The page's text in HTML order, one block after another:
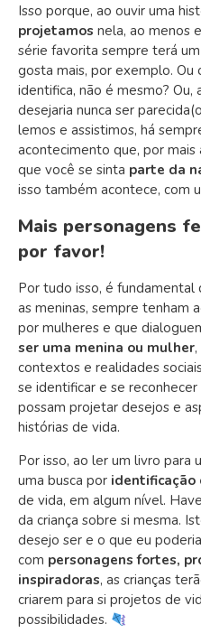
Isso porque, ao ouvir uma
projetamos nela, ao menos
série favorita sempre terá
gosta mais, por exemplo.
identifica, não é mesmo?
desejaria nunca ser
lemos e assistimos, há
acontecimento que, por mais
que você se sinta parte da
isso também acontece, com
Mais personagens
por favor!
Por tudo isso, é fundamental
as meninas, sempre tenham
por mulheres e que
ser uma menina ou mulher
contextos e realidades
se identificar e se
possam projetar desejos e
histórias de vida.
Por isso, ao ler um livro para
uma busca por identificação
de vida, em algum nível.
da criança sobre si mesma.
desejo ser e o que eu
com personagens fortes,
inspiradoras, as crianças
criarem para si projetos de
possibilidades.